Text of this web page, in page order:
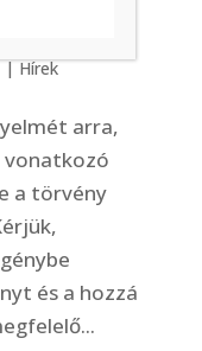
| Hírek
arra,
vonatkozó
a törvény
és a hozzá